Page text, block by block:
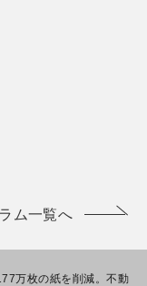
ム一覧へ
万枚の紙を削減。不動